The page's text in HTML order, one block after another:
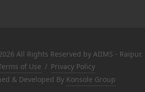
All Rights Reserved by AIIMS - Raipur.
of Use / Privacy Policy
& Developed By Konsole Group